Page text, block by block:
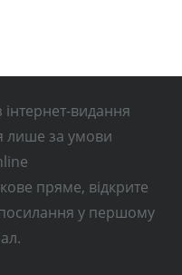
видання
лише за умови
пряме, відкрите
у першому